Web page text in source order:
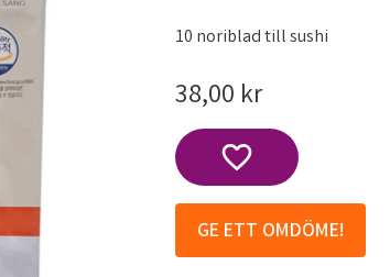
10 noriblad till sushi
38,00 kr
Lägg till i favoriter
GE ETT OMDÖME!